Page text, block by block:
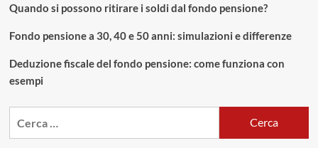
Quando si possono ritirare i soldi dal fondo pensione?
Fondo pensione a 30, 40 e 50 anni: simulazioni e differenze
Deduzione fiscale del fondo pensione: come funziona con
esempi